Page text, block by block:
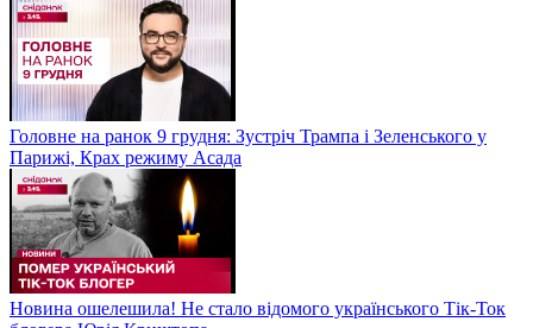
Головне на ранок 9 грудня: Зустріч Трампа і Зеленського у
Парижі, Крах режиму Асада
Новина ошелешила! Не стало відомого українського Тік-Ток